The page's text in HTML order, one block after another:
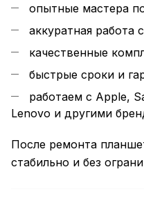
опытные мастера
аккуратная работа
качественные
быстрые сроки и
работаем с Apple,
Lenovo и другими
После ремонта
стабильно и без